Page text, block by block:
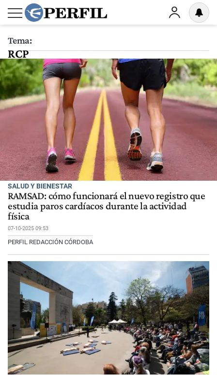
Tema:
RCP
SALUD Y BIENESTAR
RAMSAD: cómo funcionará el nuevo registro que
estudia paros cardíacos durante la actividad
física
07-10-2025 09:53
PERFIL REDACCIÓN CÓRDOBA